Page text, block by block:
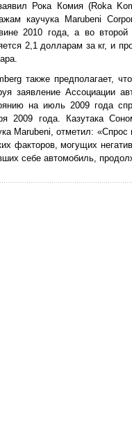
Рока Комия (Roka
каучука Marubeni
2010 года, а во
2,1 долларам за кг, и
также предполагает,
заявление Ассоциации
на июль 2009 года
2009 года. Казутака
Marubeni, отметил:
факторов, могущих
себе автомобиль,